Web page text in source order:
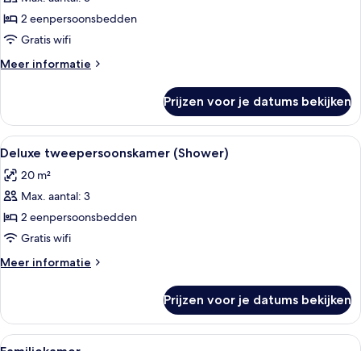
voor
mindervaliden
(shower)
2 eenpersoonsbedden
Gratis wifi
Meer informatie
Meer
toegankelijk
voor
mindervaliden
Prijzen voor je datums bekijken
Alle
foto's
voor
Deluxe
tweepersoonskamer
(Shower)
laden
Deluxe tweepersoonskamer
3
Deluxe tweepersoonskamer (Shower)
20 m²
Max. aantal: 3
2 eenpersoonsbedden
Gratis wifi
Meer informatie
Meer
tweepersoonskamer
(Shower)
Prijzen voor je datums bekijken
Alle
Een hotelkamer met een groot bed,